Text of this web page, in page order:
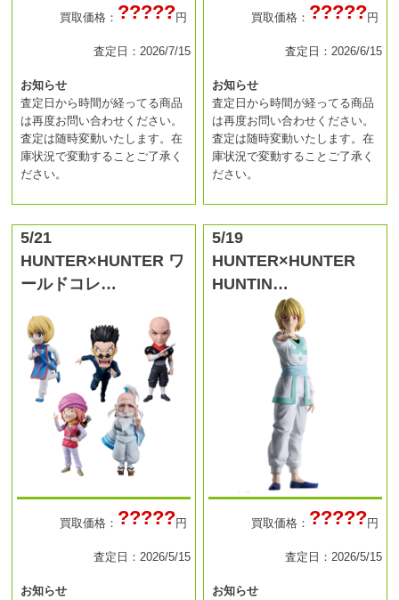
買取価格： ?????円
査定日：2026/7/15
お知らせ
査定日から時間が経ってる商品
は再度お問い合わせください。
査定は随時変動いたします。在
庫状況で変動することご了承く
ださい。
買取価格： ?????円
査定日：2026/6/15
お知らせ
査定日から時間が経ってる商品
は再度お問い合わせください。
査定は随時変動いたします。在
庫状況で変動することご了承く
ださい。
5/21
HUNTER×HUNTER ワ
ールドコレ…
買取価格： ?????円
査定日：2026/5/15
お知らせ
5/19
HUNTER×HUNTER
HUNTIN…
買取価格： ?????円
査定日：2026/5/15
お知らせ